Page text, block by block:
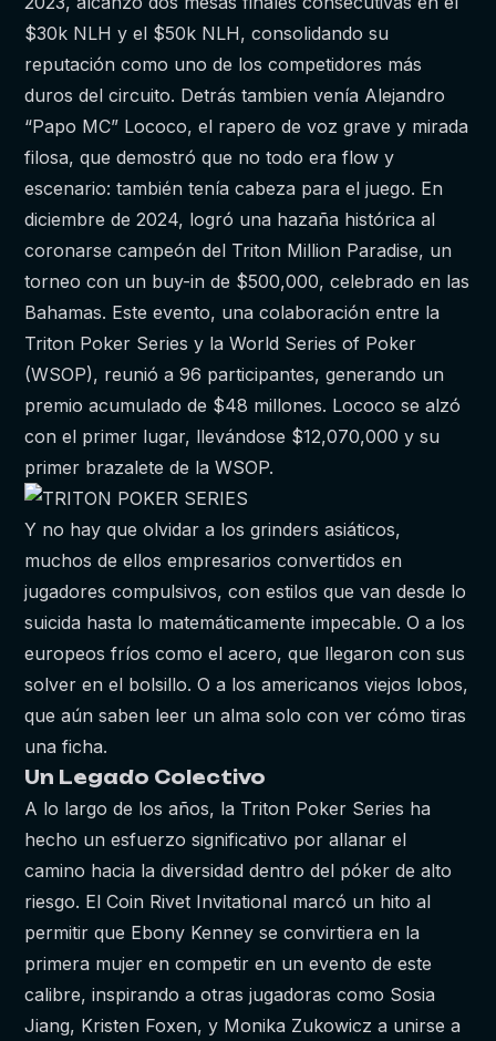
$30k NLH y el $50k NLH, consolidando su
reputación como uno de los competidores más
duros del circuito. Detrás tambien venía Alejandro
“Papo MC” Lococo, el rapero de voz grave y mirada
filosa, que demostró que no todo era flow y
escenario: también tenía cabeza para el juego. En
diciembre de 2024, logró una hazaña histórica al
coronarse campeón del Triton Million Paradise, un
torneo con un buy-in de $500,000, celebrado en las
Bahamas. Este evento, una colaboración entre la
Triton Poker Series y la World Series of Poker
(WSOP), reunió a 96 participantes, generando un
premio acumulado de $48 millones. Lococo se alzó
con el primer lugar, llevándose $12,070,000 y su
primer brazalete de la WSOP.
Y no hay que olvidar a los grinders asiáticos,
muchos de ellos empresarios convertidos en
jugadores compulsivos, con estilos que van desde lo
suicida hasta lo matemáticamente impecable. O a los
europeos fríos como el acero, que llegaron con sus
solver en el bolsillo. O a los americanos viejos lobos,
que aún saben leer un alma solo con ver cómo tiras
una ficha.
Un Legado Colectivo
A lo largo de los años, la Triton Poker Series ha
hecho un esfuerzo significativo por allanar el
camino hacia la diversidad dentro del póker de alto
riesgo. El Coin Rivet Invitational marcó un hito al
permitir que Ebony Kenney se convirtiera en la
primera mujer en competir en un evento de este
calibre, inspirando a otras jugadoras como Sosia
Jiang, Kristen Foxen, y Monika Zukowicz a unirse a